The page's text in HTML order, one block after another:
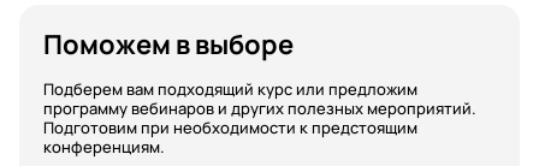
Поможем в выборе
Подберем вам подходящий курс или предложим
программу вебинаров и других полезных мероприятий.
Подготовим при необходимости к предстоящим
конференциям.